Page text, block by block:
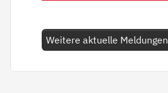
Weitere aktuelle Meldungen